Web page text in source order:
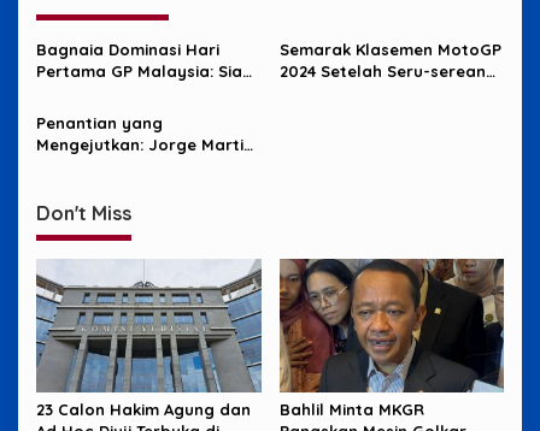
Bagnaia Dominasi Hari
Pertama GP Malaysia: Siap
MotoGP?
Semarak Klasemen MotoGP
2024 Setelah Seru-serean
Penantian yang
Mengejutkan: Jorge Martin
Don't Miss
23 Calon Hakim Agung dan
Bahlil Minta MKGR